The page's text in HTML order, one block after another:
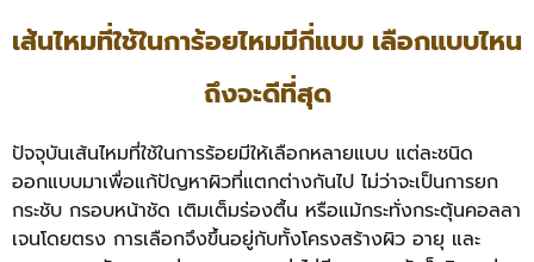
เส้นไหมที่ใช้ในการ้อยไหมมีกี่แบบ เลือกแบบไหน
ถึงจะดีที่สุด
ปัจจุบันเส้นไหมที่ใช้ในการร้อยมีให้เลือกหลายแบบ แต่ละชนิด
ออกแบบมาเพื่อแก้ปัญหาผิวที่แตกต่างกันไป ไม่ว่าจะเป็นการยก
กระชับ กรอบหน้าชัด เติมเต็มร่องตื้น หรือแม้กระทั่งกระตุ้นคอลลา
เจนโดยตรง การเลือกจึงขึ้นอยู่กับทั้งโครงสร้างผิว อายุ และ